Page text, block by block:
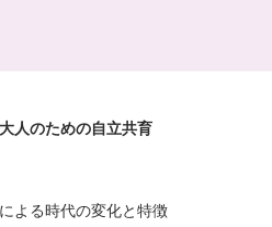
人のための自立共育
よる時代の変化と特徴